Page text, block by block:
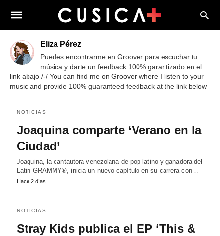
Eliza Pérez
Puedes encontrarme en Groover para escuchar tu
música y darte un feedback 100% garantizado en el
link abajo /-/ You can find me on Groover where I listen to your
music and provide 100% guaranteed feedback at the link below
NOTICIAS
Joaquina comparte ‘Verano en la
Ciudad’
Joaquina, la cantautora venezolana de pop latino y ganadora del
Latin GRAMMY®, inicia un nuevo capítulo en su carrera con…
Hace 2 días
NOTICIAS
Stray Kids publica el EP ‘This &